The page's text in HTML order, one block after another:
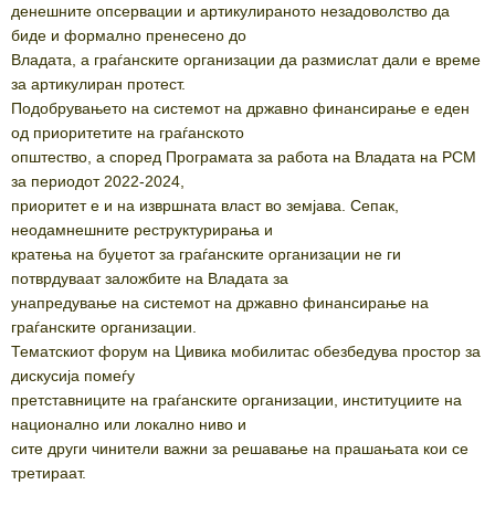
денешните опсервации и артикулираното незадоволство да
биде и формално пренесено до
Владата, а граѓанските организации да размислат дали е време
за артикулиран протест.
Подобрувањето на системот на државно финансирање е еден
од приоритетите на граѓанското
општество, а според Програмата за работа на Владата на РСМ
за периодот 2022-2024,
приоритет е и на извршната власт во земјава. Сепак,
неодамнешните реструктурирања и
кратења на буџетот за граѓанските организации не ги
потврдуваат заложбите на Владата за
унапредување на системот на државно финансирање на
граѓанските организации.
Тематскиот форум на Цивика мобилитас обезбедува простор за
дискусија помеѓу
претставниците на граѓанските организации, институциите на
национално или локално ниво и
сите други чинители важни за решавање на прашањата кои се
третираат.